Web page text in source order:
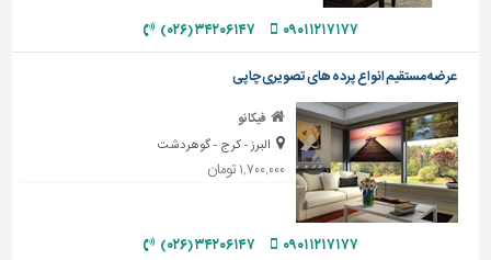
کفپوش
سنگ
سرویس
بهداشتی
ابزار،یراق
و
ماشین
۰۹۰۱۱۲۱۷۱۷۷ ۳۴۲۰۶۱۴۷ (۰۲۶)
عرضه مستقیم انواع پرده های تصویری چاپی
فیکانو
البرز - کرج - گوهردشت
۱,۷۰۰,۰۰۰ تومان
۰۹۰۱۱۲۱۷۱۷۷ ۳۴۲۰۶۱۴۷ (۰۲۶)